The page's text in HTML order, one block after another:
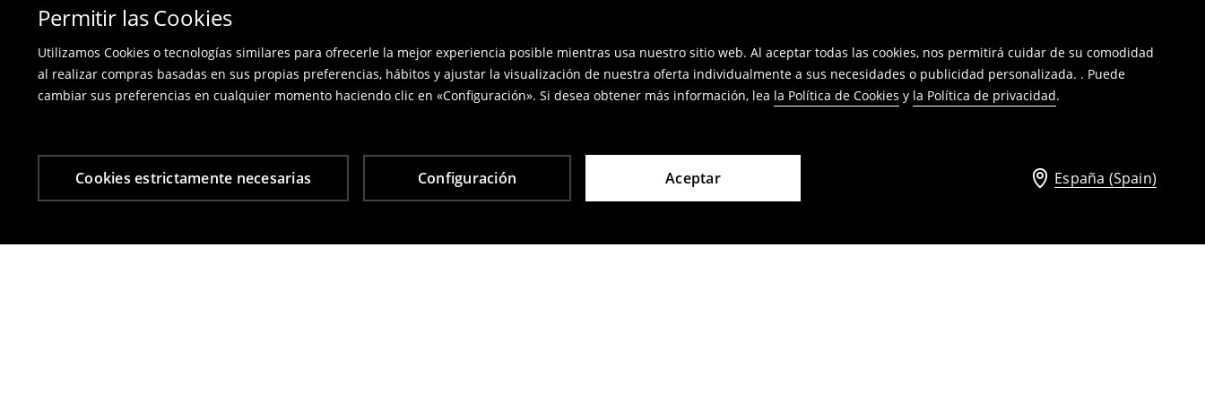
Permitir las Cookies
Utilizamos Cookies o tecnologías similares para ofrecerle la mejor experiencia posible mientras usa nuestro sitio web. Al aceptar todas las cookies, nos permitirá cuidar de su comodidad
al realizar compras basadas en sus propias preferencias, hábitos y ajustar la visualización de nuestra oferta individualmente a sus necesidades o publicidad personalizada. . Puede
cambiar sus preferencias en cualquier momento haciendo clic en «Configuración». Si desea obtener más información, lea la Política de Cookies y la Política de privacidad.
Cookies estrictamente necesarias Configuración Aceptar España (Spain)